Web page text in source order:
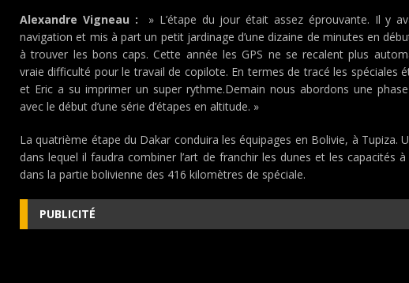
Alexandre Vigneau : » L’étape du jour était assez éprouvante. Il y
navigation et mis à part un petit jardinage d’une dizaine de minutes en
à trouver les bons caps. Cette année les GPS ne se recalent plus
vraie difficulté pour le travail de copilote. En termes de tracé les spéciales
et Eric a su imprimer un super rythme.Demain nous abordons une
avec le début d’une série d’étapes en altitude. »
La quatrième étape du Dakar conduira les équipages en Bolivie, à Tupiza.
dans lequel il faudra combiner l’art de franchir les dunes et les capacités
dans la partie bolivienne des 416 kilomètres de spéciale.
PUBLICITÉ